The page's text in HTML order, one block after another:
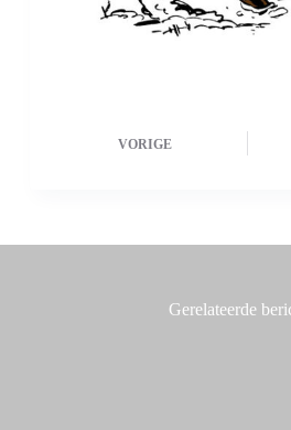
VORIGE
Gerelateerde